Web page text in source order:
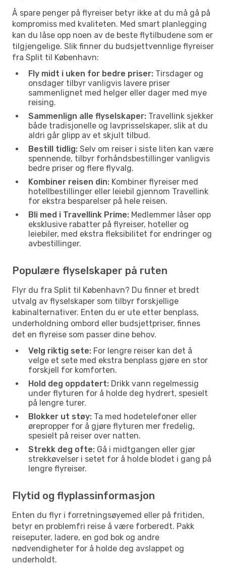
Å spare penger på flyreiser betyr ikke at du må gå på
kompromiss med kvaliteten. Med smart planlegging
kan du låse opp noen av de beste flytilbudene som er
tilgjengelige. Slik finner du budsjettvennlige flyreiser
fra Split til København:
Fly midt i uken for bedre priser: Tirsdager og
onsdager tilbyr vanligvis lavere priser
sammenlignet med helger eller dager med mye
reising.
Sammenlign alle flyselskaper: Travellink sjekker
både tradisjonelle og lavprisselskaper, slik at du
aldri går glipp av et skjult tilbud.
Bestill tidlig: Selv om reiser i siste liten kan være
spennende, tilbyr forhåndsbestillinger vanligvis
bedre priser og flere flyvalg.
Kombiner reisen din: Kombiner flyreiser med
hotellbestillinger eller leiebil gjennom Travellink
for ekstra besparelser på hele reisen.
Bli med i Travellink Prime: Medlemmer låser opp
eksklusive rabatter på flyreiser, hoteller og
leiebiler, med ekstra fleksibilitet for endringer og
avbestillinger.
Populære flyselskaper på ruten
Flyr du fra Split til København? Du finner et bredt
utvalg av flyselskaper som tilbyr forskjellige
kabinalternativer. Enten du er ute etter benplass,
underholdning ombord eller budsjettpriser, finnes
det en flyreise som passer dine behov.
Velg riktig sete: For lengre reiser kan det å
velge et sete med ekstra benplass gjøre en stor
forskjell for komforten.
Hold deg oppdatert: Drikk vann regelmessig
under flyturen for å holde deg hydrert, spesielt
på lengre turer.
Blokker ut støy: Ta med hodetelefoner eller
ørepropper for å gjøre flyturen mer fredelig,
spesielt på reiser over natten.
Strekk deg ofte: Gå i midtgangen eller gjør
strekkøvelser i setet for å holde blodet i gang på
lengre flyreiser.
Flytid og flyplassinformasjon
Enten du flyr i forretningsøyemed eller på fritiden,
betyr en problemfri reise å være forberedt. Pakk
reiseputer, ladere, en god bok og andre
nødvendigheter for å holde deg avslappet og
underholdt.